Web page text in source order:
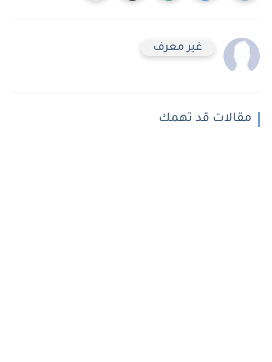
غير معرف
مقالات قد تهمك